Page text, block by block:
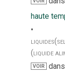
haute
liquides
(liquide
VOIR